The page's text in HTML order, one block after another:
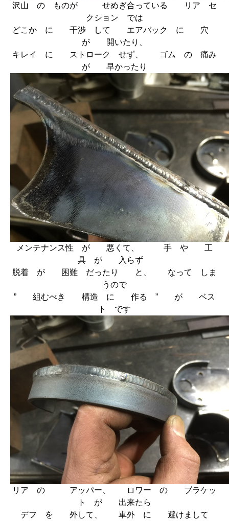
沢山 の ものが せめぎ合っている リア セ
クション では
どこか に 干渉 して エアバック に 穴
が 開いたり、
キレイ に ストローク せず、 ゴム の 痛み
が 早かったり
メンテナンス性 が 悪くて、 手 や 工
具 が 入らず
脱着 が 困難 だったり と、 なって しま
うので
” 組むべき 構造 に 作る ” が ベス
ト です
リア の アッパー、 ロワー の ブラケッ
ト が 出来たら
デフ を 外して、 車外 に 避けまして